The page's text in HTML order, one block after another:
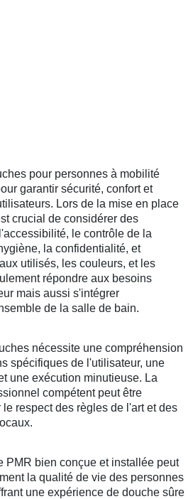
pour personnes à mobilité
garantir sécurité, confort et
Lors de la mise en place
crucial de considérer des
le contrôle de la
la confidentialité, et
utilisés, les couleurs, et les
répondre aux besoins
mais aussi s'intégrer
de la salle de bain.
nécessite une compréhension
spécifiques de l'utilisateur, une
une exécution minutieuse. La
compétent peut être
respect des règles de l'art et des
PMR bien conçue et installée peut
la qualité de vie des personnes
une expérience de douche sûre